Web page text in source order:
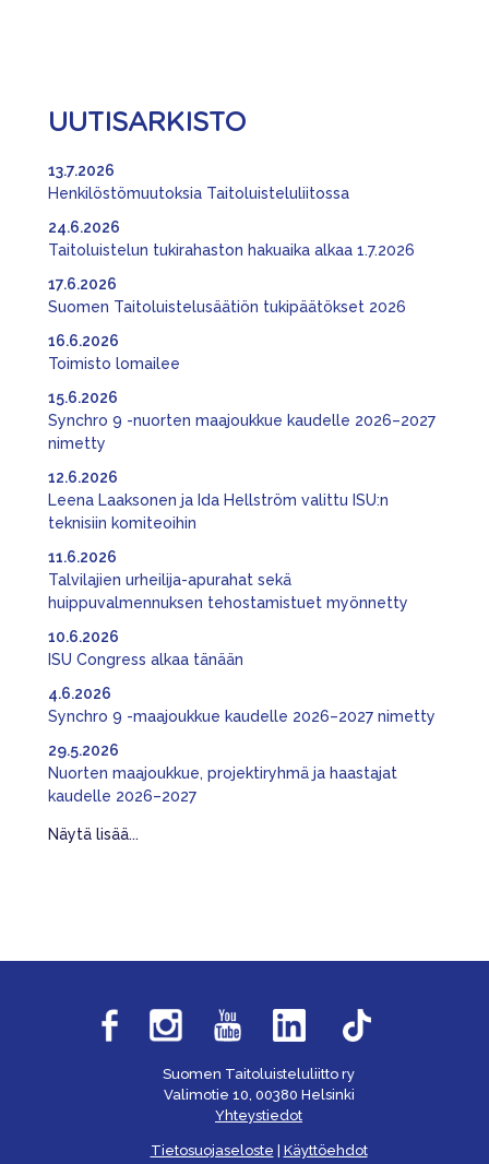
UUTISARKISTO
Henkilöstömuutoksia Taitoluisteluliitossa
13.7.2026
Taitoluistelun tukirahaston hakuaika alkaa 1.7.2026
24.6.2026
Suomen Taitoluistelusäätiön tukipäätökset 2026
17.6.2026
Toimisto lomailee
16.6.2026
Synchro 9 -nuorten maajoukkue kaudelle 2026–2027
nimetty
15.6.2026
Leena Laaksonen ja Ida Hellström valittu ISU:n
teknisiin komiteoihin
12.6.2026
Talvilajien urheilija-apurahat sekä
huippuvalmennuksen tehostamistuet myönnetty
11.6.2026
ISU Congress alkaa tänään
10.6.2026
Synchro 9 -maajoukkue kaudelle 2026–2027 nimetty
4.6.2026
Nuorten maajoukkue, projektiryhmä ja haastajat
kaudelle 2026–2027
29.5.2026
Näytä lisää...
Suomen Taitoluisteluliitto ry
Valimotie 10, 00380 Helsinki
Yhteystiedot
Tietosuojaseloste Käyttöehdot